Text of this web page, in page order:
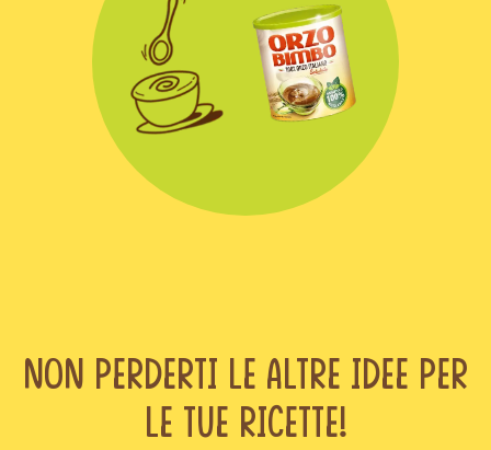
Non perderti le altre idee per
le tue ricette!